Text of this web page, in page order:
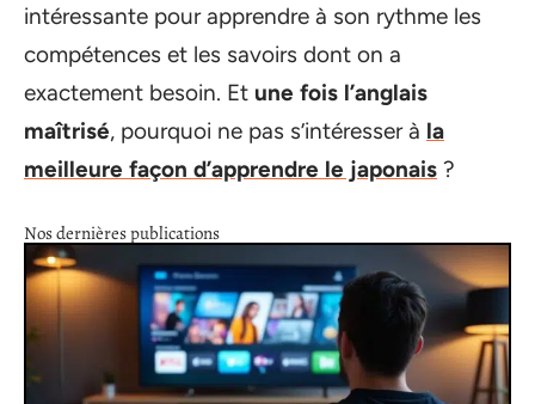
intéressante pour apprendre à son rythme les
compétences et les savoirs dont on a
exactement besoin. Et une fois l’anglais
maîtrisé, pourquoi ne pas s’intéresser à la
meilleure façon d’apprendre le japonais ?
Nos dernières publications